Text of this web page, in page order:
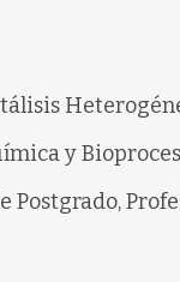
y
Postgrado,